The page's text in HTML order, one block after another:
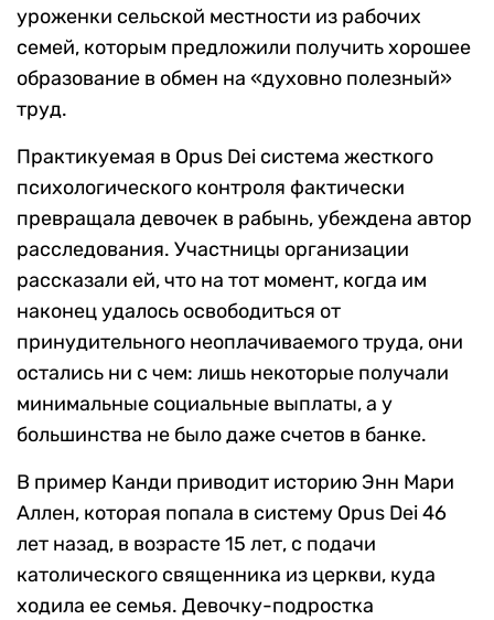
уроженки сельской местности из рабочих
семей, которым предложили получить хорошее
образование в обмен на «духовно полезный»
труд.
Практикуемая в Opus Dei система жесткого
психологического контроля фактически
превращала девочек в рабынь, убеждена автор
расследования. Участницы организации
рассказали ей, что на тот момент, когда им
наконец удалось освободиться от
принудительного неоплачиваемого труда, они
остались ни с чем: лишь некоторые получали
минимальные социальные выплаты, а у
большинства не было даже счетов в банке.
В пример Канди приводит историю Энн Мари
Аллен, которая попала в систему Opus Dei 46
лет назад, в возрасте 15 лет, с подачи
католического священника из церкви, куда
ходила ее семья. Девочку-подростка